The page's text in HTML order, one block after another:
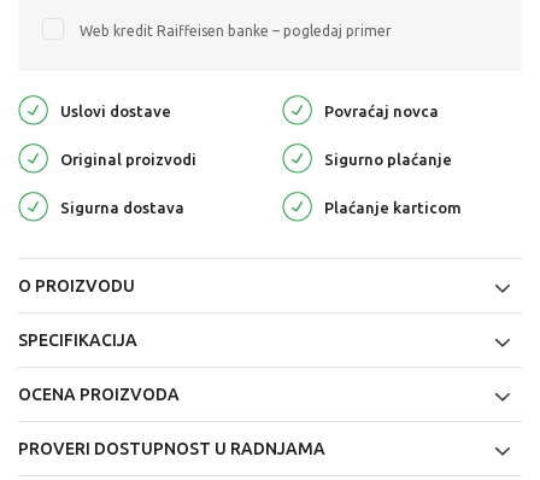
Web kredit Raiffeisen banke – pogledaj primer
Uslovi dostave Povraćaj novca
Original proizvodi Sigurno plaćanje
Sigurna dostava Plaćanje karticom
O PROIZVODU
SPECIFIKACIJA
OCENA PROIZVODA
PROVERI DOSTUPNOST U RADNJAMA